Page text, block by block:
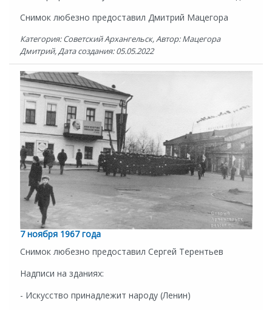
Снимок любезно предоставил Дмитрий Мацегора
Категория: Советский Архангельск, Автор: Мацегора
Дмитрий, Дата создания: 05.05.2022
7 ноября 1967 года
Снимок любезно предоставил Сергей Терентьев
Надписи на зданиях:
- Искусство принадлежит народу (Ленин)